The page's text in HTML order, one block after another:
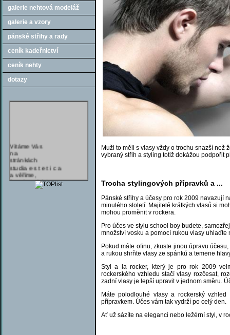
galerie nehtová modeláž
galerie a vzory
pánské střihy a rady
ceník kadeřnictví
ceník nehty
dotazy
Vítáme Vás
na
stránkách
studia e s t e t i c a
a věříme,
že zde najdete
vše co hledáte.
Muži to měli s vlasy vždy o trochu snazší
vybraný střih a styling totiž dokážou podpořit
Trocha stylingových přípravků a ...
Pánské střihy a účesy pro rok 2009 navazují
minulého století. Majitelé krátkých vlasů si
mohou proměnit v rockera.
Pro účes ve stylu school boy budete,
množství vosku a pomocí rukou vlasy
Pokud máte ofinu, zkuste jinou úpravu
a rukou shrňte vlasy ze spánků a temene
Styl a la rocker, který je pro rok 2009
rockerského vzhledu stačí vlasy rozčesat,
zadní vlasy je lepší upravit v jednom směru.
Máte polodlouhé vlasy a rockerský
přípravkem. Účes vám tak vydrží po celý den.
Ať už sázíte na eleganci nebo ležérní styl, v